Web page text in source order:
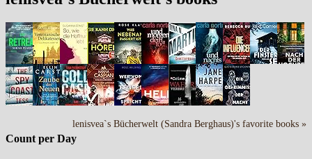
lenisvea`s Bücherwelt (Sandra Berghaus)'s favorite books »
Count per Day